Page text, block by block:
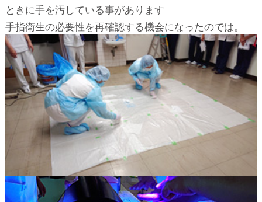
ときに手を汚している事があります
手指衛生の必要性を再確認する機会になったのでは。